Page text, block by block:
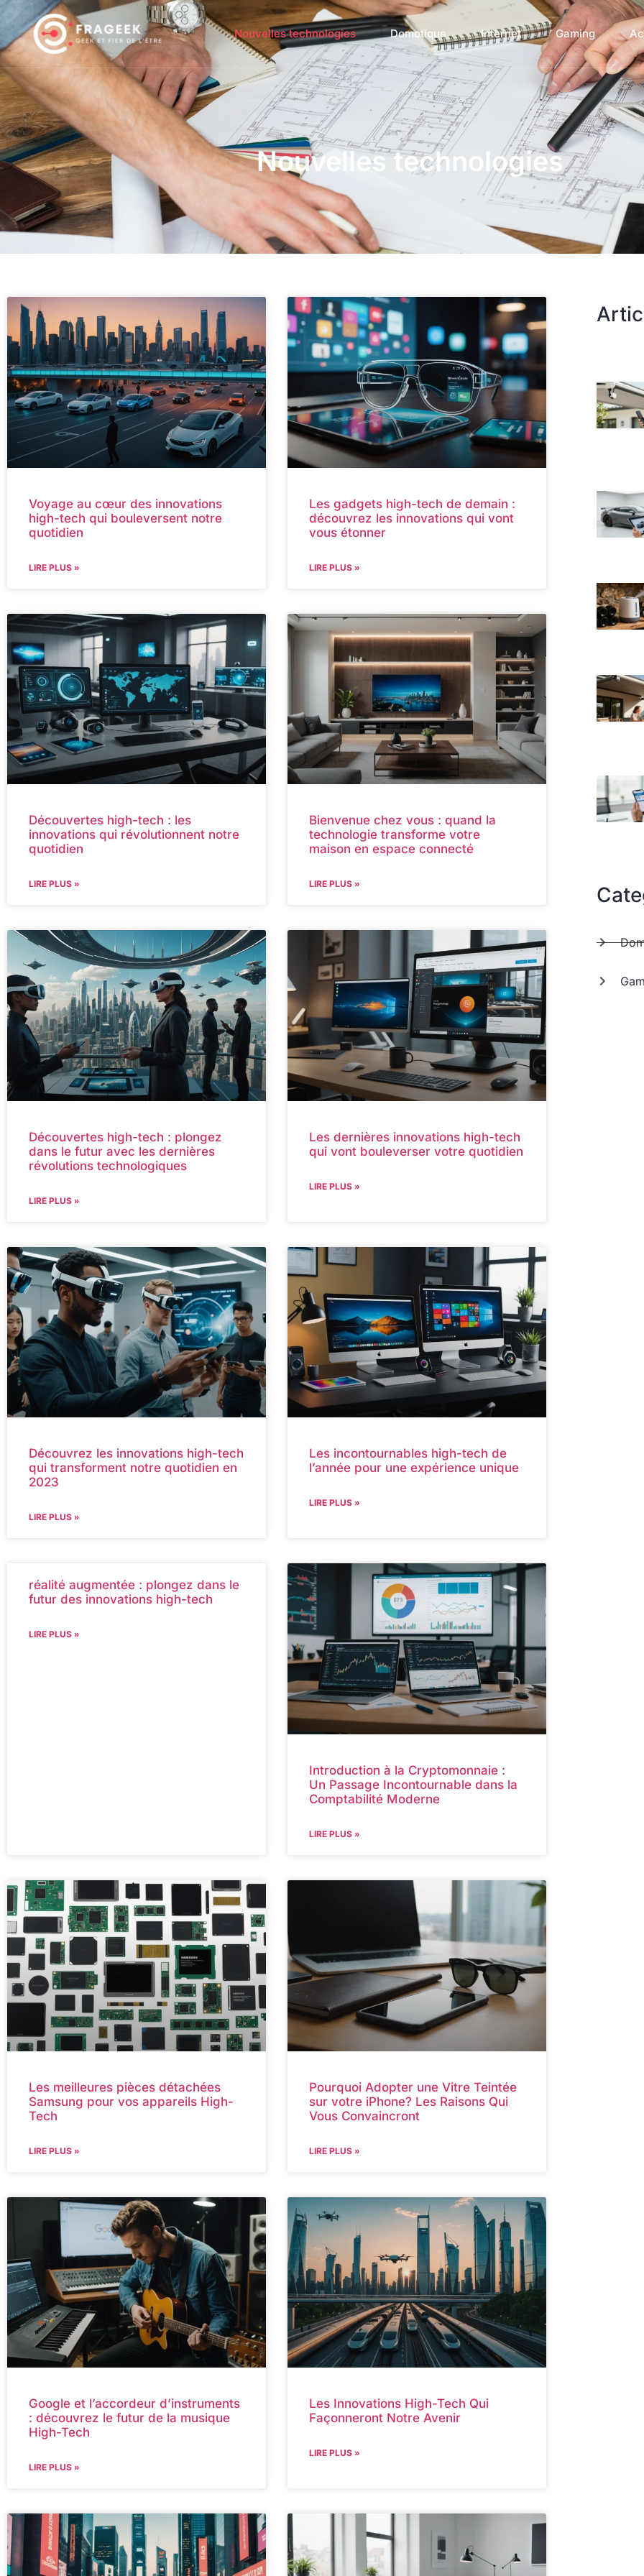
Nouvelles technologies Domotique Internet Gaming
Nouvelles technologies
Voyage au cœur des innovations
high-tech qui bouleversent notre
quotidien
LIRE PLUS »
Les gadgets high-tech de demain :
découvrez les innovations qui vont
vous étonner
LIRE PLUS »
Découvertes high-tech : les
innovations qui révolutionnent notre
quotidien
LIRE PLUS »
Bienvenue chez vous : quand la
technologie transforme votre
maison en espace connecté
LIRE PLUS »
Découvertes high-tech : plongez
dans le futur avec les dernières
révolutions technologiques
LIRE PLUS »
Les dernières innovations high-tech
qui vont bouleverser votre quotidien
LIRE PLUS »
Découvrez les innovations high-tech
qui transforment notre quotidien en
2023
LIRE PLUS »
Les incontournables high-tech de
l’année pour une expérience unique
LIRE PLUS »
réalité augmentée : plongez dans le
futur des innovations high-tech
LIRE PLUS »
Introduction à la Cryptomonnaie :
Un Passage Incontournable dans la
Comptabilité Moderne
LIRE PLUS »
Les meilleures pièces détachées
Samsung pour vos appareils High-
Tech
LIRE PLUS »
Pourquoi Adopter une Vitre Teintée
sur votre iPhone? Les Raisons Qui
Vous Convaincront
LIRE PLUS »
Google et l’accordeur d’instruments
: découvrez le futur de la musique
High-Tech
LIRE PLUS »
Les Innovations High-Tech Qui
Façonneront Notre Avenir
LIRE PLUS »